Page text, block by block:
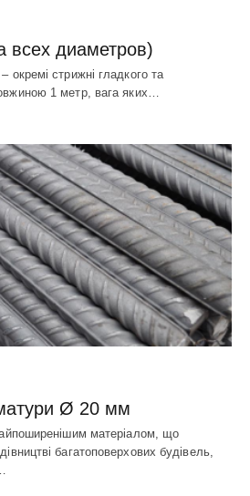
диаметров)
окремі стрижні гладкого та
1 метр, вага яких…
Ø 20 мм
матеріалом, що
багатоповерхових будівель,